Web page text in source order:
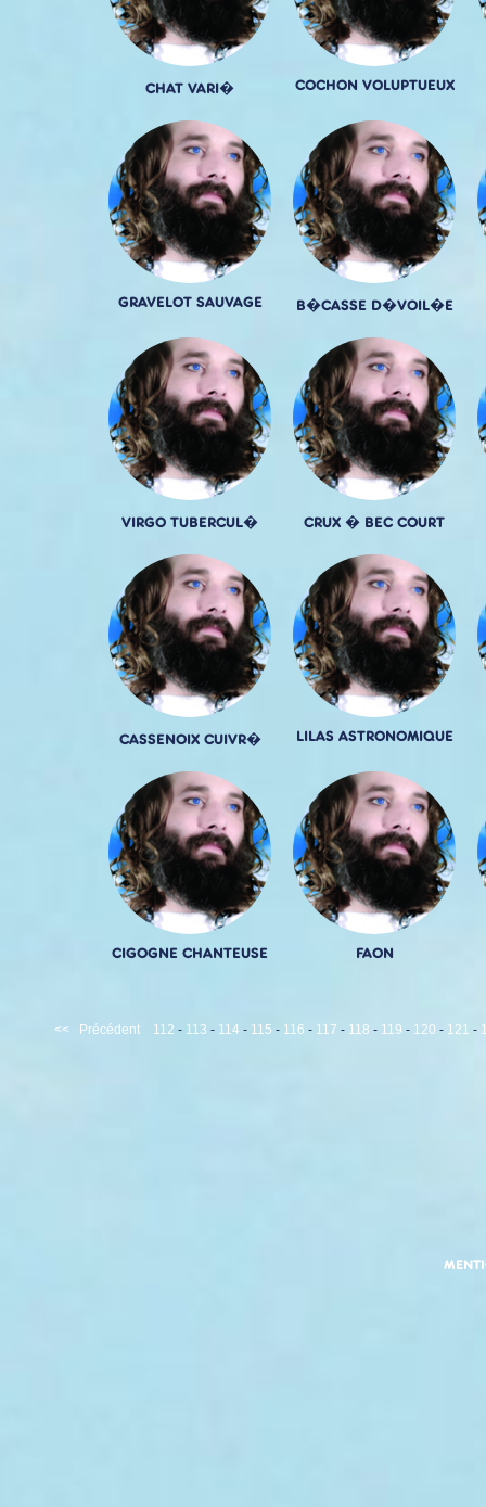
CHAT VARI� COCHON VOLUPTUEUX
GRAVELOT SAUVAGE B�CASSE D�VOIL�E
VIRGO TUBERCUL� CRUX � BEC COURT
CASSENOIX CUIVR� LILAS ASTRONOMIQUE
CIGOGNE CHANTEUSE FAON
<< Précédent 112 - 113 - 114 - 115 - 116 - 117 - 118 - 119 - 120 - 121 -